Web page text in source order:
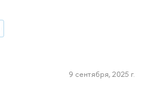
9 сентября, 2025 г.